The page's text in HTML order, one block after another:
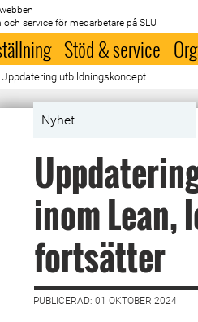
och service för medarbetare på SLU
Stöd & service
Uppdatering utbildningskoncept
Nyhet
inom Lean,
fortsätter
PUBLICERAD: 01 OKTOBER 2024